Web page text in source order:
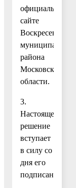
официальном
сайте
Воскресенского
муниципального
района
Московской
области.
3.
Настоящее
решение
вступает
в силу со
дня его
подписания.